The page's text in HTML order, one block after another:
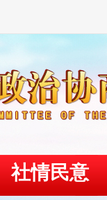
社情民意